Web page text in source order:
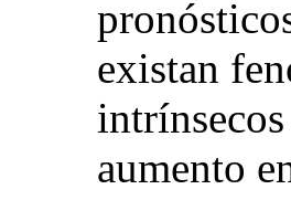
existan
aumento